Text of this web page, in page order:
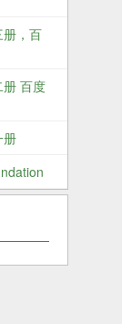
，百
百度
册